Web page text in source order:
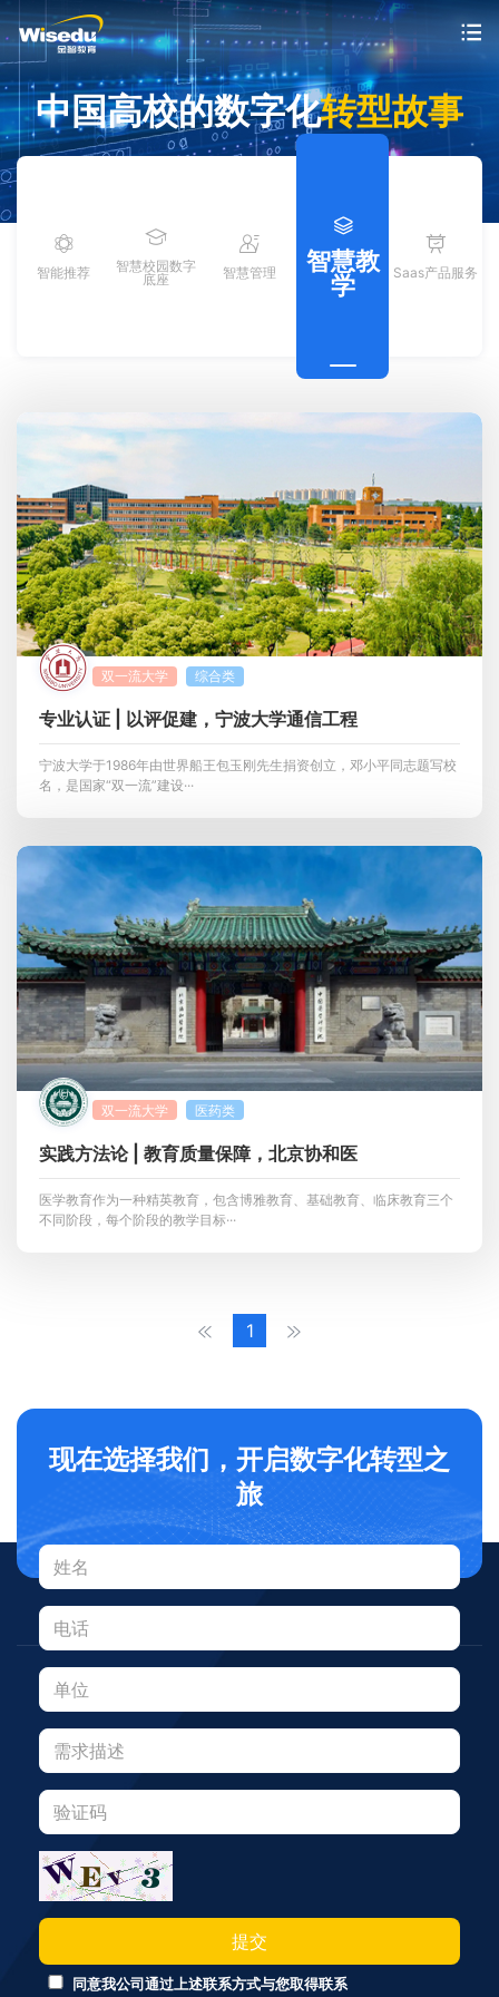
首页
产品服务
案例中心
联系我们
金智教育研究院
中国高校的数字化转型故事
智能推荐
智慧校园数字
底座
智慧管理
智慧教
学
Saas产品服务
双一流大学 综合类
专业认证 | 以评促建，宁波大学通信工程
宁波大学于1986年由世界船王包玉刚先生捐资创立，邓小平同志题写校
名，是国家“双一流”建设···
双一流大学 医药类
实践方法论 | 教育质量保障，北京协和医
医学教育作为一种精英教育，包含博雅教育、基础教育、临床教育三个
不同阶段，每个阶段的教学目标···
1
现在选择我们，开启数字化转型之
旅
提交
同意我公司通过上述联系方式与您取得联系